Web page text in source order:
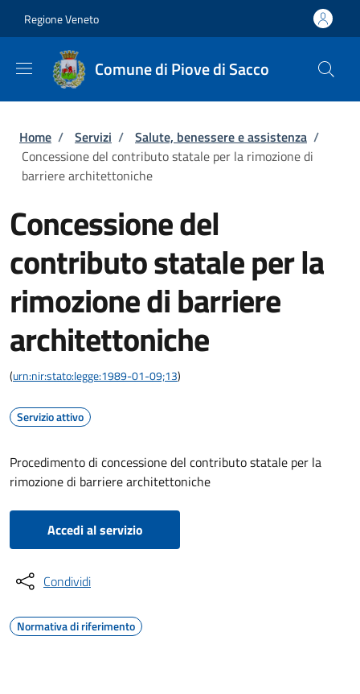
Regione Veneto
Comune di Piove di Sacco
Briciole di pane
Home / Servizi / Salute, benessere e assistenza /
Concessione del contributo statale per la rimozione di
barriere architettoniche
Concessione del
contributo statale per la
rimozione di barriere
architettoniche
(urn:nir:stato:legge:1989-01-09;13)
Servizio attivo
Procedimento di concessione del contributo statale per la
rimozione di barriere architettoniche
Accedi al servizio
Condividi
Normativa di riferimento